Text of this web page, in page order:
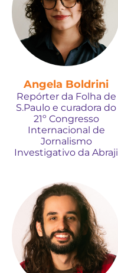
Angela Boldrini
Repórter da Folha de
S.Paulo e curadora do
21º Congresso
Internacional de
Jornalismo
Investigativo da Abraji